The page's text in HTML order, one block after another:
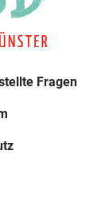
Fragen